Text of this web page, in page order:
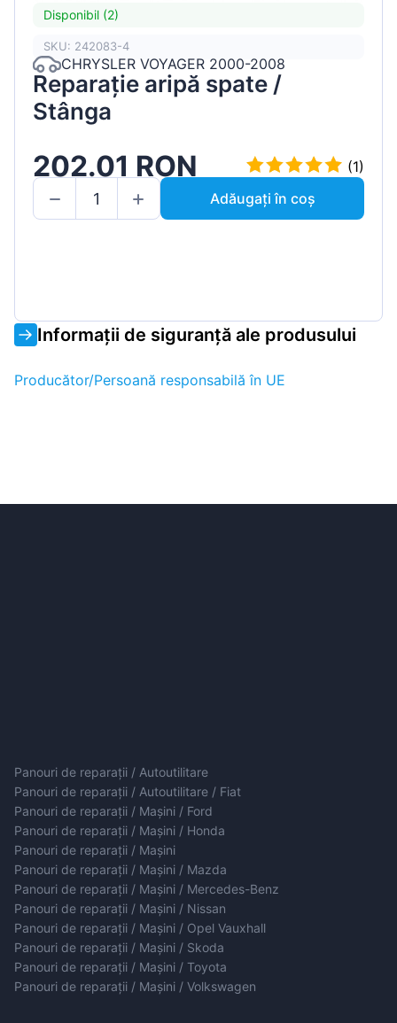
Disponibil (2)
SKU: 242083-4
CHRYSLER VOYAGER 2000-2008
Reparație aripă spate /
Stânga
202.01 RON
(1)
Adăugați în coș
Informații de siguranță ale produsului
Producător/Persoană responsabilă în UE
Panouri de reparații / Autoutilitare
Panouri de reparații / Autoutilitare / Fiat
Panouri de reparații / Mașini / Ford
Panouri de reparații / Mașini / Honda
Panouri de reparații / Mașini
Panouri de reparații / Mașini / Mazda
Panouri de reparații / Mașini / Mercedes-Benz
Panouri de reparații / Mașini / Nissan
Panouri de reparații / Mașini / Opel Vauxhall
Panouri de reparații / Mașini / Skoda
Panouri de reparații / Mașini / Toyota
Panouri de reparații / Mașini / Volkswagen